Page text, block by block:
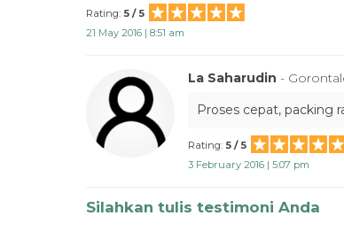
Rating: 5 / 5
21 May 2016 | 8:51 am
La Saharudin -
Proses cepat, packing
Rating: 5 / 5
3 February 2016 | 5:07 pm
Silahkan tulis testimoni Anda